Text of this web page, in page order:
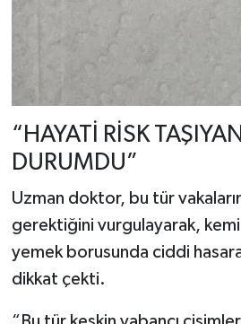
“HAYATİ RİSK
DURUMDU”
Uzman doktor, bu tür
gerektiğini vurgulayarak,
yemek borusunda ciddi
dikkat çekti.